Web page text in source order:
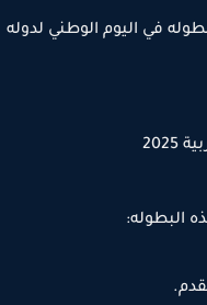
في اليوم الوطني لدوله